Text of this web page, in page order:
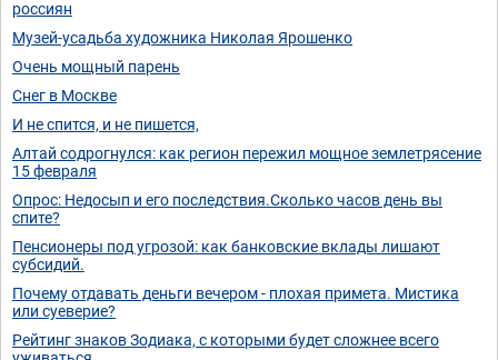
россиян
Музей-усадьба художника Николая Ярошенко
Очень мощный парень
Снег в Москве
И не спится, и не пишется,
Алтай содрогнулся: как регион пережил мощное землетрясение
15 февраля
Опрос: Недосып и его последствия.Сколько часов день вы
спите?
Пенсионеры под угрозой: как банковские вклады лишают
субсидий.
Почему отдавать деньги вечером - плохая примета. Мистика
или суеверие?
Рейтинг знаков Зодиака, с которыми будет сложнее всего